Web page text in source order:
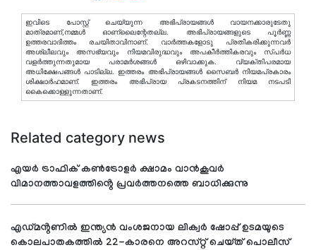
ഇവിടെ പോസ്റ്റ് ചെയ്യുന്ന അഭിപ്രായങ്ങള്‍ വായനക്കാരുടേതു
മാത്രമാണ്,നമ്മൾ ഓണ്ലൈന്റേതല്ല. അഭിപ്രായങ്ങളുടെ പൂർണ്ണ
ഉത്തരവാദിത്തം രചയിതാവിനാണ്. വാര്‍ത്തകളോടു പ്രതികരിക്കുന്നവര്‍
അശ്ലീലവും അസഭ്യവും നിയമവിരുദ്ധവും അപകീര്‍ത്തികരവും സ്പര്‍ധ
വളര്‍ത്തുന്നതുമായ പരാമര്‍ശങ്ങള്‍ ഒഴിവാക്കുക. വ്യക്തിപരമായ
അധിക്ഷേപങ്ങള്‍ പാടില്ല. ഇത്തരം അഭിപ്രായങ്ങള്‍ സൈബര്‍ നിയമപ്രകാരം
ശിക്ഷാര്‍ഹമാണ്. ഇത്തരം അഭിപ്രായ പ്രകടനത്തിന് നിയമ നടപടി
കൈക്കൊള്ളുന്നതാണ്.
Related category news
എയർ ട്രാഫിക് കൺട്രോളർ ക്ഷാമം വാൻകൂവർ
വിമാനത്താവളത്തിൻ്റെ പ്രവർത്തനത്തെ ബാധിക്കുന്നു
എഡ്മൻ്റണിൽ ഇന്ത്യൻ വംശജനായ ലിക്വർ ഷോപ്പ് ഉടമയുടെ
കൊലപാതകത്തിൽ 22-കാരനെ അറസ്റ്റ് ചെയ്ത് പൊലീസ്